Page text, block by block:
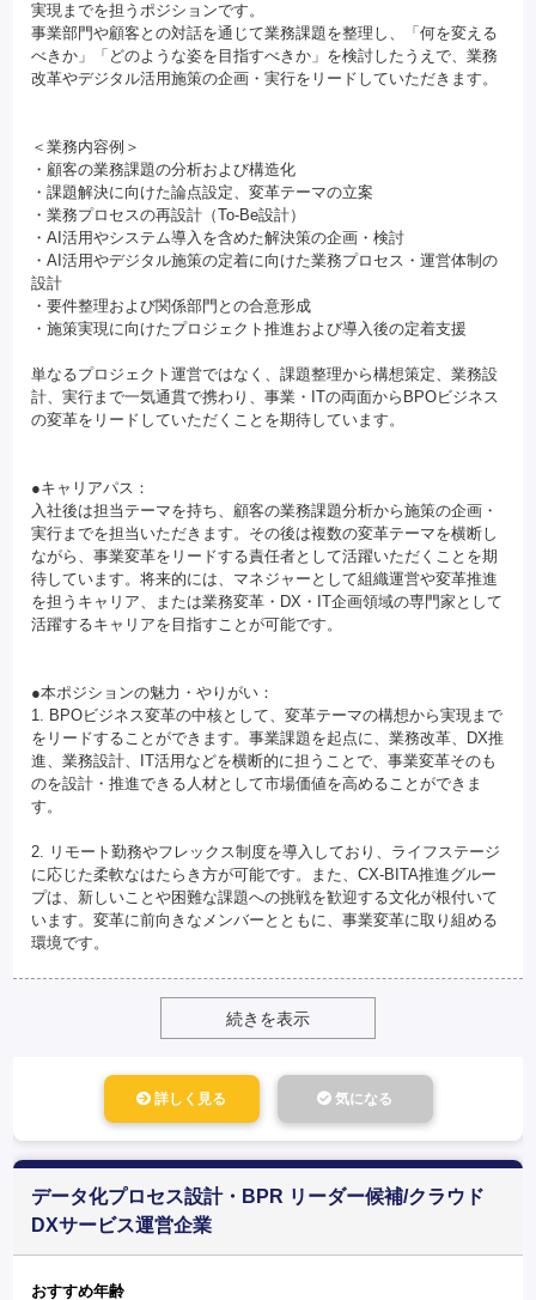
実現までを担うポジションです。
事業部門や顧客との対話を通じて業務課題を整理し、「何を変える
べきか」「どのような姿を目指すべきか」を検討したうえで、業務
改革やデジタル活用施策の企画・実行をリードしていただきます。
＜業務内容例＞
・顧客の業務課題の分析および構造化
・課題解決に向けた論点設定、変革テーマの立案
・業務プロセスの再設計（To-Be設計）
・AI活用やシステム導入を含めた解決策の企画・検討
・AI活用やデジタル施策の定着に向けた業務プロセス・運営体制の
設計
・要件整理および関係部門との合意形成
・施策実現に向けたプロジェクト推進および導入後の定着支援
単なるプロジェクト運営ではなく、課題整理から構想策定、業務設
計、実行まで一気通貫で携わり、事業・ITの両面からBPOビジネス
の変革をリードしていただくことを期待しています。
●キャリアパス：
入社後は担当テーマを持ち、顧客の業務課題分析から施策の企画・
実行までを担当いただきます。その後は複数の変革テーマを横断し
ながら、事業変革をリードする責任者として活躍いただくことを期
待しています。将来的には、マネジャーとして組織運営や変革推進
を担うキャリア、または業務変革・DX・IT企画領域の専門家として
活躍するキャリアを目指すことが可能です。
●本ポジションの魅力・やりがい：
1. BPOビジネス変革の中核として、変革テーマの構想から実現まで
をリードすることができます。事業課題を起点に、業務改革、DX推
進、業務設計、IT活用などを横断的に担うことで、事業変革そのも
のを設計・推進できる人材として市場価値を高めることができま
す。
2. リモート勤務やフレックス制度を導入しており、ライフステージ
に応じた柔軟なはたらき方が可能です。また、CX-BITA推進グルー
プは、新しいことや困難な課題への挑戦を歓迎する文化が根付いて
います。変革に前向きなメンバーとともに、事業変革に取り組める
環境です。
続きを表示
詳しく見る 気になる
データ化プロセス設計・BPR リーダー候補/クラウド
DXサービス運営企業
おすすめ年齢